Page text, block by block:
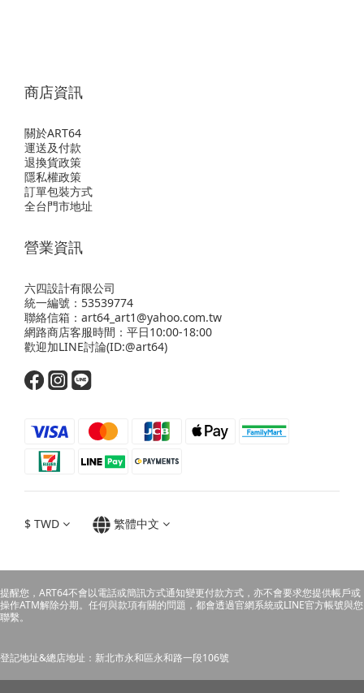
商店資訊
關於ART64
運送及付款
退換貨政策
隱私權政策
訂單包裝方式
全台門市地址
營業資訊
六四設計有限公司
統一編號：53539774
聯絡信箱：art64_art1@yahoo.com.tw
網路商店客服時間：平日10:00-18:00
歡迎加LINE討論(ID:@art64)
$ TWD 繁體中文
提醒您，ART64不會以電話或簡訊方式通知變更付款方式，亦不會要求您提供帳戶或
操作ATM解除分期。任何與款項有關的問題，都會透過官網系統或LINE官方帳號與您
聯繫。
登記地址&總店地址：新北市永和區永和路一段106號